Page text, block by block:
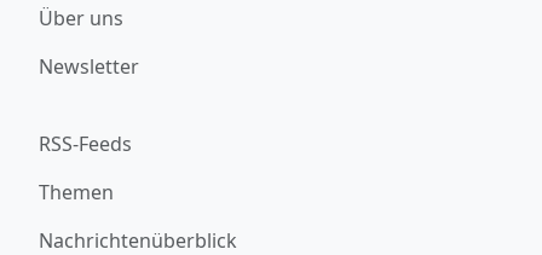
Über uns
Newsletter
RSS-Feeds
Themen
Nachrichtenüberblick